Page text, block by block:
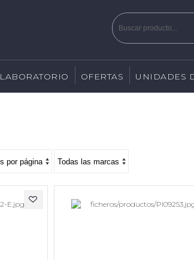
LABORATORIO OFERTAS UNIDADES